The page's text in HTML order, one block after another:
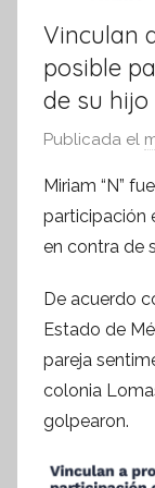
Vinculan
posible
de su hijo
Publicada el
Miriam “N”
participación
en contra de
De acuerdo
Estado de
pareja
colonia
golpearon.